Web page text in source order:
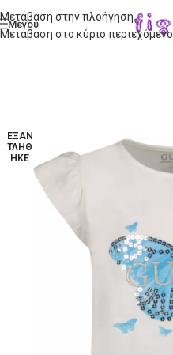
Μετάβαση στην πλοήγηση
Μετάβαση στο κύριο περιεχόμενο
Μενού
ΕΞΑΝ
ΤΛΉΘ
ΗΚΕ